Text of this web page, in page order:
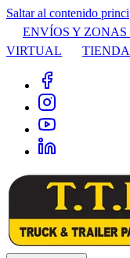
Saltar al contenido
ENVÍOS Y
VIRTUAL